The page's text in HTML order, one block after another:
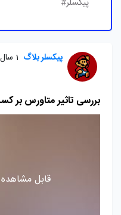
پیکسلر#
پیکسلر بلاگ 1 سال پیش
بررسی تاثیر متاورس بر
قابل مشاهده